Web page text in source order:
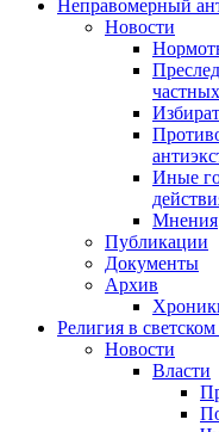
Неправомерный
Новости
Иные
Мнения
Публикации
Документы
Архив
Религия в
Новости
Власти